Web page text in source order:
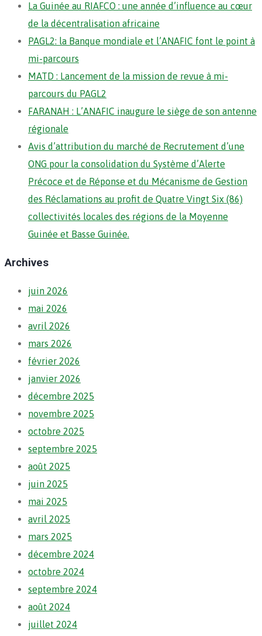
La Guinée au RIAFCO : une année d’influence au cœur
de la décentralisation africaine
PAGL2: la Banque mondiale et l’ANAFIC font le point à
mi-parcours
MATD : Lancement de la mission de revue à mi-
parcours du PAGL2
FARANAH : L’ANAFIC inaugure le siège de son antenne
régionale
Avis d’attribution du marché de Recrutement d’une
ONG pour la consolidation du Système d’Alerte
Précoce et de Réponse et du Mécanisme de Gestion
des Réclamations au profit de Quatre Vingt Six (86)
collectivités locales des régions de la Moyenne
Guinée et Basse Guinée.
Archives
juin 2026
mai 2026
avril 2026
mars 2026
février 2026
janvier 2026
décembre 2025
novembre 2025
octobre 2025
septembre 2025
août 2025
juin 2025
mai 2025
avril 2025
mars 2025
décembre 2024
octobre 2024
septembre 2024
août 2024
juillet 2024